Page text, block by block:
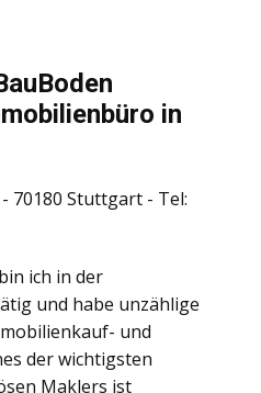
in
70180 Stuttgart - Tel:
ich in der
und habe unzählige
und
der wichtigsten
Maklers ist